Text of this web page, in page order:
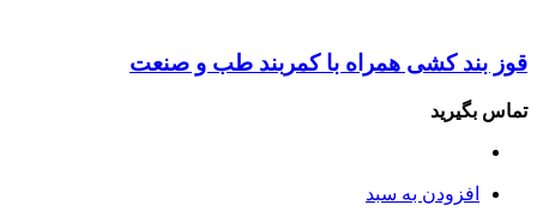
قوز بند کشی همراه با کمربند طب و صنعت
تماس بگیرید
افزودن به سبد